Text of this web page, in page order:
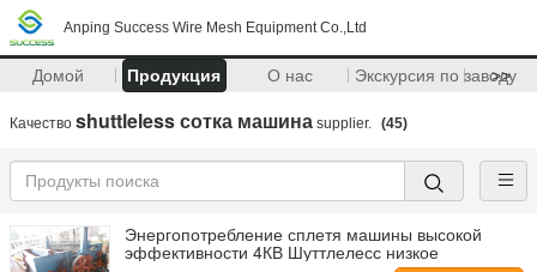
Anping Success Wire Mesh Equipment Co.,Ltd
Домой Продукция О нас Экскурсия по заводу
>>
Качество shuttleless сотка машина supplier. (45)
Энергопотребление сплетя машины высокой
эффективности 4КВ Шуттлелесс низкое